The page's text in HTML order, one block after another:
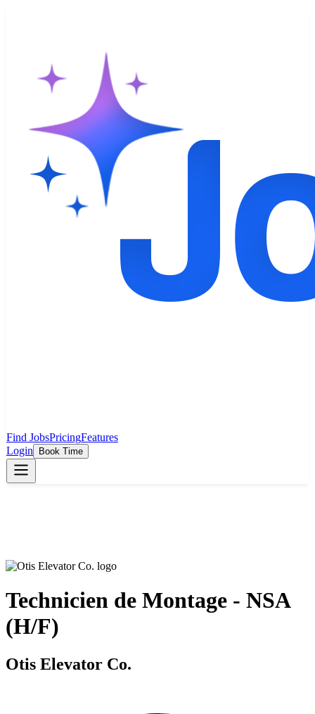
Find JobsPricingFeatures
Login
Book Time
Technicien de Montage - NSA
(H/F)
Otis Elevator Co.